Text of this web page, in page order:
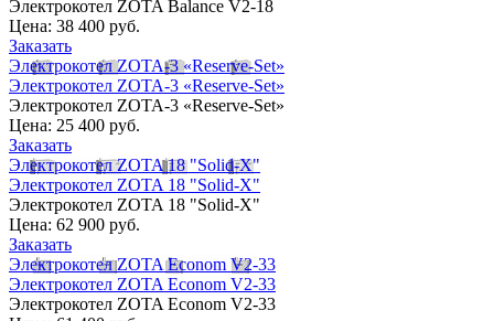
Электрокотел ZOTA Balance V2-18
Цена: 38 400 руб.
Заказать
Электрокотел ZOTA-3 «Reserve-Set»
Электрокотел ZOTA-3 «Reserve-Set»
Электрокотел ZOTA-3 «Reserve-Set»
Цена: 25 400 руб.
Заказать
Электрокотел ZOTA 18 "Solid-X"
Электрокотел ZOTA 18 "Solid-X"
Электрокотел ZOTA 18 "Solid-X"
Цена: 62 900 руб.
Заказать
Электрокотел ZOTA Econom V2-33
Электрокотел ZOTA Econom V2-33
Электрокотел ZOTA Econom V2-33